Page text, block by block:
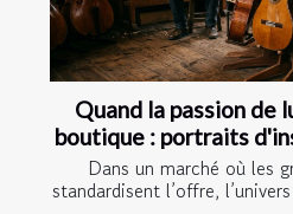
Quand la passion de
boutique : portraits
Dans un marché où les
standardisent l’offre,